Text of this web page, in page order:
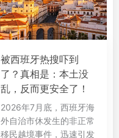
被西班牙热搜吓到
了？真相是：本土没
乱，反而更安全了！
2026年7月底，西班牙海
外自治市休发生的非正常
移民越境事件，迅速引发